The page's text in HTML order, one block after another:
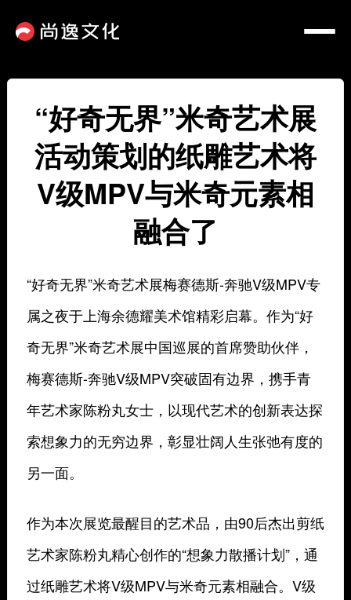
“好奇无界”米奇艺术展
活动策划的纸雕艺术将
V级MPV与米奇元素相
融合了
“好奇无界”米奇艺术展梅赛德斯-奔驰V级MPV专
属之夜于上海余德耀美术馆精彩启幕。作为“好
奇无界”米奇艺术展中国巡展的首席赞助伙伴，
梅赛德斯-奔驰V级MPV突破固有边界，携手青
年艺术家陈粉丸女士，以现代艺术的创新表达探
索想象力的无穷边界，彰显壮阔人生张弛有度的
另一面。
作为本次展览最醒目的艺术品，由90后杰出剪纸
艺术家陈粉丸精心创作的“想象力散播计划”，通
过纸雕艺术将V级MPV与米奇元素相融合。V级